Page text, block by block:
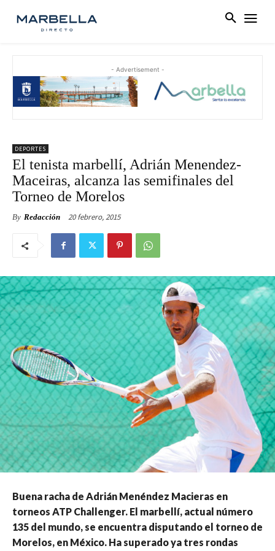
- Advertisement -
DEPORTES
El tenista marbellí, Adrián Menendez-
Maceiras, alcanza las semifinales del
Torneo de Morelos
By Redacción 20 febrero, 2015
Buena racha de Adrián Menéndez Macieras en
torneos ATP Challenger. El marbellí, actual número
135 del mundo, se encuentra disputando el torneo de
Morelos, en México. Ha superado ya tres rondas